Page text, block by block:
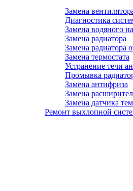
Замена
Диагностика
Замена водяного
Замена радиатора
Замена радиатора
Замена термостата
Устранение течи
Промывка
Замена антифриза
Замена
Замена датчика
Ремонт выхлопной